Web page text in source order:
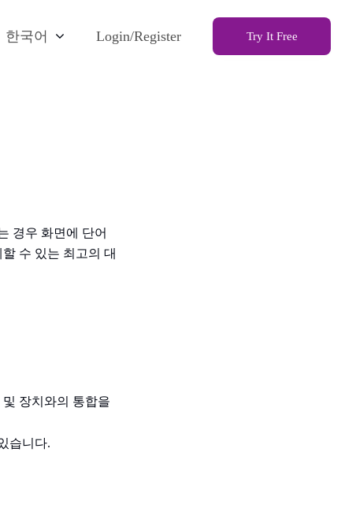
한국어 Login/Register Try It Free
경우 화면에 단어
수 있는 최고의 대
장치와의 통합을
습니다.